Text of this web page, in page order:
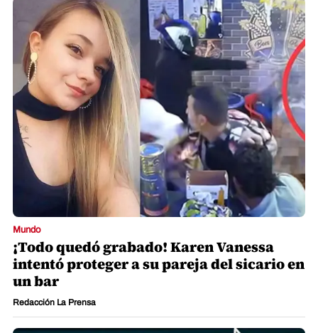
Mundo
¡Todo quedó grabado! Karen Vanessa
intentó proteger a su pareja del sicario en
un bar
Redacción La Prensa